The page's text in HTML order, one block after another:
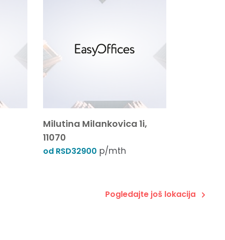
Milutina Milankovica 1i,
11070
od RSD32900 p/mth
Pogledajte još lokacija